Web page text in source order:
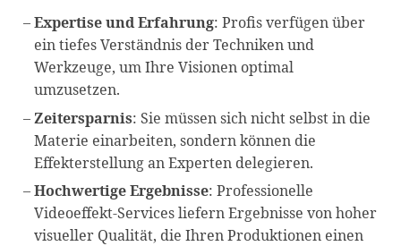
Expertise und Erfahrung: Profis verfügen über
ein tiefes Verständnis der Techniken und
Werkzeuge, um Ihre Visionen optimal
umzusetzen.
Zeitersparnis: Sie müssen sich nicht selbst in die
Materie einarbeiten, sondern können die
Effekterstellung an Experten delegieren.
Hochwertige Ergebnisse: Professionelle
Videoeffekt-Services liefern Ergebnisse von hoher
visueller Qualität, die Ihren Produktionen einen